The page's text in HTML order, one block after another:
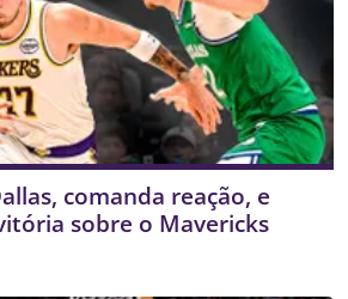
comanda reação, e
sobre o Mavericks